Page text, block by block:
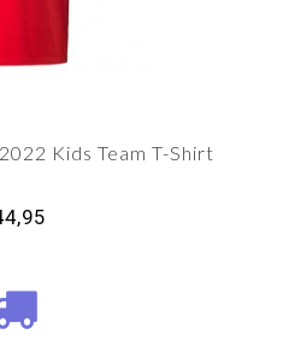
Kids Team T-Shirt